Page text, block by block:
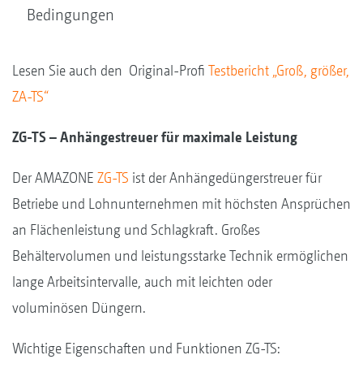
Bedingungen
Lesen Sie auch den Original-Profi Testbericht „Groß, größer,
ZA-TS“
ZG-TS – Anhängestreuer für maximale Leistung
Der AMAZONE ZG-TS ist der Anhängedüngerstreuer für
Betriebe und Lohnunternehmen mit höchsten Ansprüchen
an Flächenleistung und Schlagkraft. Großes
Behältervolumen und leistungsstarke Technik ermöglichen
lange Arbeitsintervalle, auch mit leichten oder
voluminösen Düngern.
Wichtige Eigenschaften und Funktionen ZG-TS: